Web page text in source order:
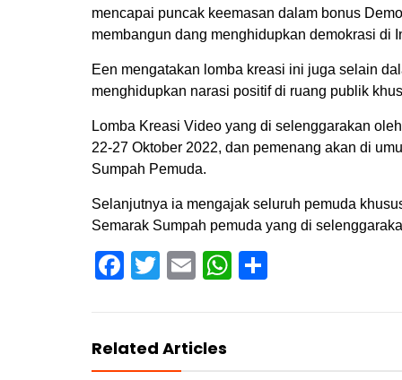
mencapai puncak keemasan dalam bonus
membangun dang menghidupkan demokrasi di
Een mengatakan lomba kreasi ini juga selain
menghidupkan narasi positif di ruang publik
Lomba Kreasi Video yang di selenggarakan
22-27 Oktober 2022, dan pemenang akan di
Sumpah Pemuda.
Selanjutnya ia mengajak seluruh pemuda
Semarak Sumpah pemuda yang di
Facebook
TwitterEmailWhatsApp
Related Articles